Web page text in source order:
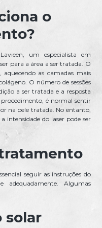
o
um especialista em
para a área a ser tratada. O
as camadas mais
O número de sessões
a ser tratada e a resposta
é normal sentir
na pele tratada. No entanto,
intensidade do laser pode ser
seguir as instruções do
adequadamente. Algumas
solar